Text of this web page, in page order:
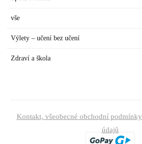
vše
Výlety – učení bez učení
Zdraví a škola
Kontakt, všeobecné obchodní
údajů